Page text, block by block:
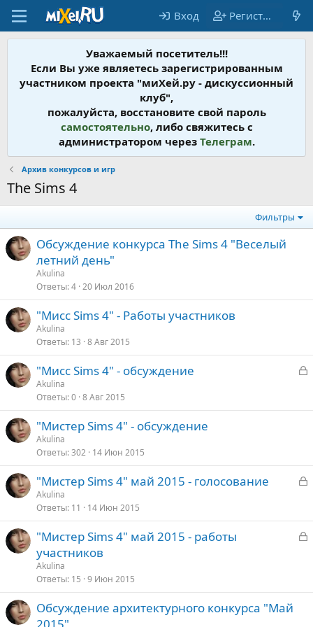
Вход Регистрация
Уважаемый посетитель!!!
Если Вы уже являетесь зарегистрированным
участником проекта "миХей.ру - дискусcионный
клуб",
пожалуйста, восстановите свой пароль
самостоятельно, либо свяжитесь с
администратором через Телеграм.
Архив конкурсов и игр
The Sims 4
Фильтры
Обсуждение конкурса The Sims 4 "Веселый
летний день"
Akulina
Ответы 4 20 Июл 2016
"Мисс Sims 4" - Работы участников
Akulina
Ответы 13 8 Авг 2015
З
р
"Мисс Sims 4" - обсуждение
Akulina
Ответы 0 8 Авг 2015
"Мистер Sims 4" - обсуждение
Akulina
Ответы 302 14 Июн 2015
З
р
"Мистер Sims 4" май 2015 - голосование
Akulina
Ответы 11 14 Июн 2015
З
"Мистер Sims 4" май 2015 - работы
участников
Akulina
Ответы 15 9 Июн 2015
Обсуждение архитектурного конкурса "Май